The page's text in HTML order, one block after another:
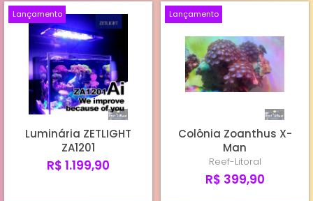
Lançamento
Luminária ZETLIGHT
ZA1201
R$ 1.199,90
Lançamento
Colônia Zoanthus X-
Man
Reef-Litoral
R$ 399,90